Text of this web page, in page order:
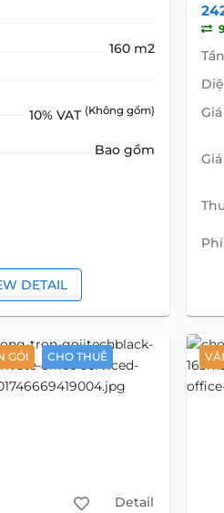
160 m2
10% VAT (Không gồm)
Bao gồm
DETAIL
GÓI CHO THUÊ
Detail